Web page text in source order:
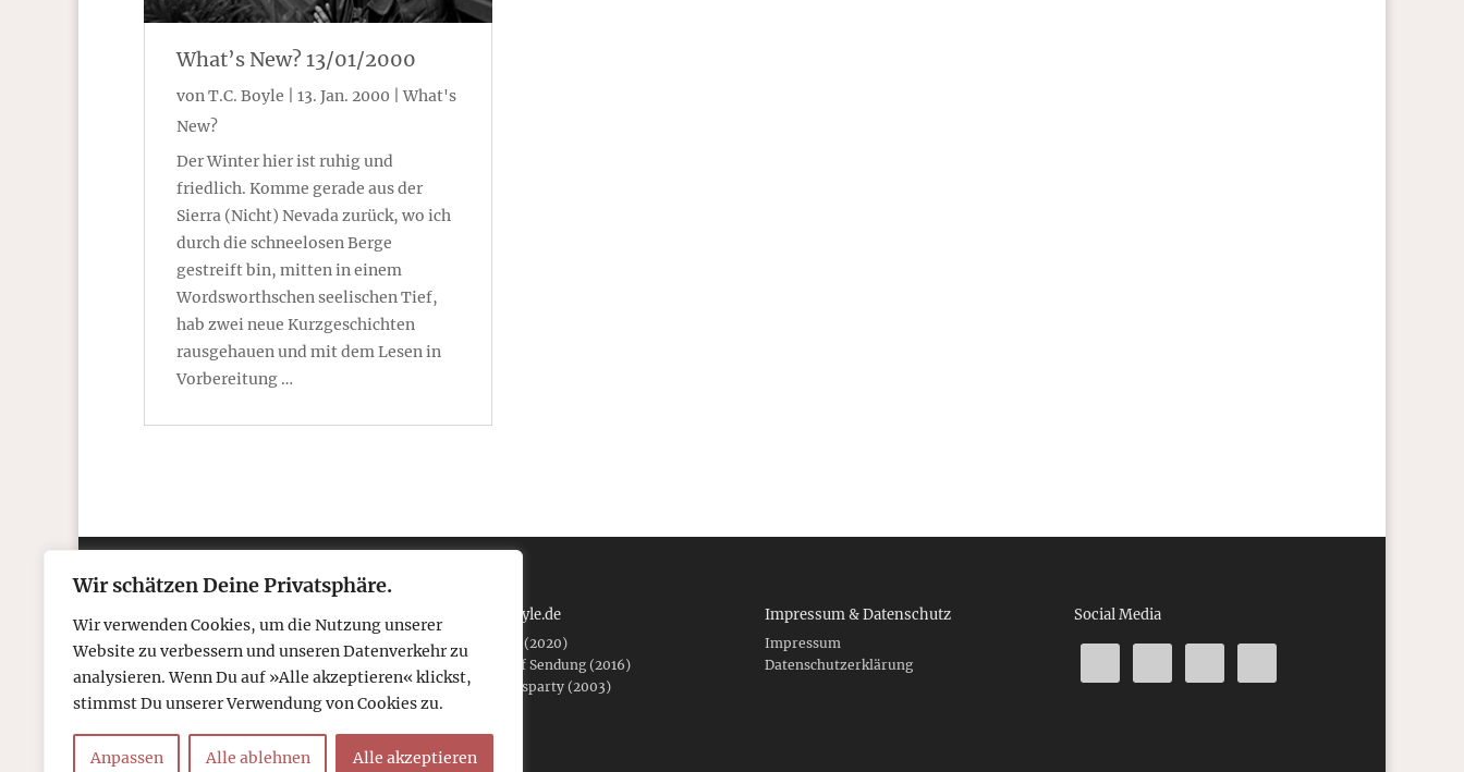
Wir schätzen Deine Privatsphäre.
Wir verwenden Cookies, um die Nutzung unserer
Website zu verbessern und unseren Datenverkehr zu
analysieren. Wenn Du auf »Alle akzeptieren« klickst,
stimmst Du unserer Verwendung von Cookies zu.
Anpassen Alle ablehnen Alle akzeptieren
What’s New? 13/01/2000
vonT.C. Boyle 13. Jan. 2000 |What's
New?
Der Winter hier ist ruhig und
friedlich. Komme gerade aus der
Sierra (Nicht) Nevada zurück, wo ich
durch die schneelosen Berge
gestreift bin, mitten in einem
Wordsworthschen seelischen Tief,
hab zwei neue Kurzgeschichten
rausgehauen und mit dem Lesen in
Vorbereitung …
Kontakt
Telefon: 05306 912 418
Über tcboyle.de
Refreshed (2020)
Wieder auf Sendung (2016)
Eröffnungsparty (2003)
Impressum & Datenschutz
Impressum
Datenschutzerklärung
Social Media